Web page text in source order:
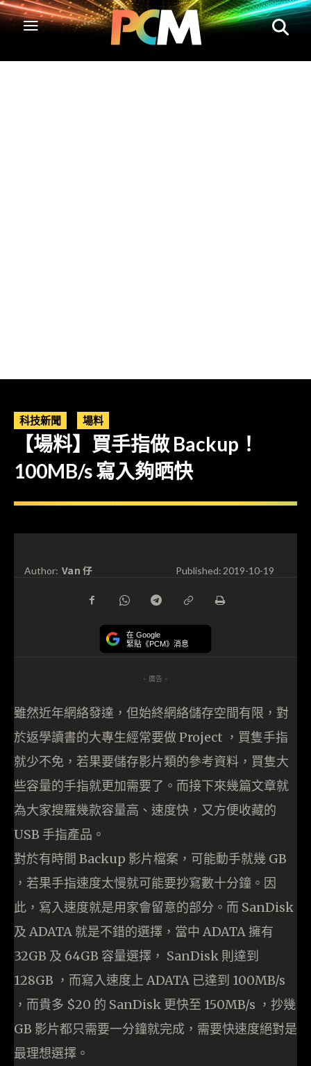
科技新聞 場料
【場料】買手指做 Backup！
100MB/s 寫入夠晒快
Author: Van 仔 Published:2019-10-19
在 Google
緊貼《PCM》消息
- 廣告 -
雖然近年網絡發達，但始終網絡儲存空間有限，對
於返學讀書的大專生經常要做 Project ，買隻手指
就少不免，若果要儲存影片類的參考資料，買隻大
些容量的手指就更加需要了。而接下來幾篇文章就
為大家搜羅幾款容量高、速度快，又方便收藏的
USB 手指產品。
對於有時間 Backup 影片檔案，可能動手就幾 GB
，若果手指速度太慢就可能要抄寫數十分鐘。因
此，寫入速度就是用家會留意的部分。而 SanDisk
及 ADATA 就是不錯的選擇，當中 ADATA 擁有
32GB 及 64GB 容量選擇， SanDisk 則達到
128GB ，而寫入速度上 ADATA 已達到 100MB/s
，而貴多 $20 的 SanDisk 更快至 150MB/s ，抄幾
GB 影片都只需要一分鐘就完成，需要快速度絕對是
最理想選擇。